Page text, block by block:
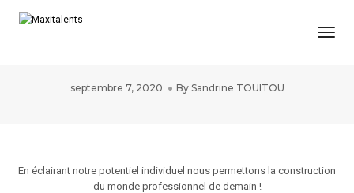
septembre 7, 2020 By Sandrine TOUITOU
En éclairant notre potentiel individuel nous permettons la construction
du monde professionnel de demain !